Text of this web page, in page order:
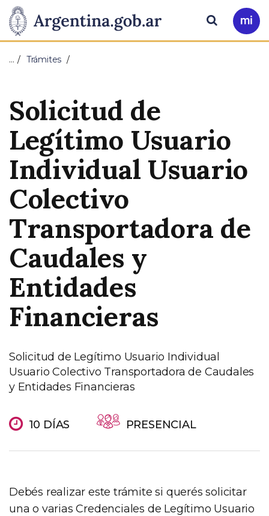
Presidencia
de
Nación
Pasar al contenido principal
Ir
a
Buscar
… Trámites
Solicitud de
Legítimo Usuario
Individual Usuario
Colectivo
Transportadora de
Caudales y
Entidades
Financieras
Solicitud de Legítimo Usuario Individual
Usuario Colectivo Transportadora de Caudales
y Entidades Financieras
10 DÍAS PRESENCIAL
Debés realizar este trámite si querés solicitar
una o varias Credenciales de Legítimo Usuario